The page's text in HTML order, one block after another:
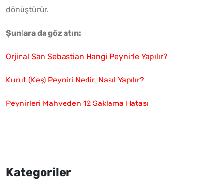
dönüştürür.
Şunlara da göz atın:
Orjinal San Sebastian Hangi Peynirle Yapılır?
Kurut (Keş) Peyniri Nedir, Nasıl Yapılır?
Peynirleri Mahveden 12 Saklama Hatası
Kategoriler